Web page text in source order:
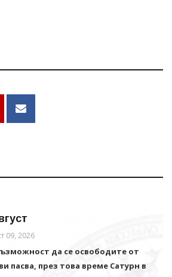
09, 2026
да се освободите от
пасва, през това време Сатурн в